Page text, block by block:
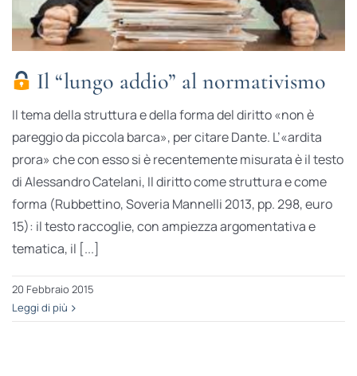
Il “lungo addio” al normativismo
Il tema della struttura e della forma del diritto «non è
pareggio da piccola barca», per citare Dante. L’«ardita
prora» che con esso si è recentemente misurata è il testo
di Alessandro Catelani, Il diritto come struttura e come
forma (Rubbettino, Soveria Mannelli 2013, pp. 298, euro
15): il testo raccoglie, con ampiezza argomentativa e
tematica, il [...]
20 Febbraio 2015
Leggi di più